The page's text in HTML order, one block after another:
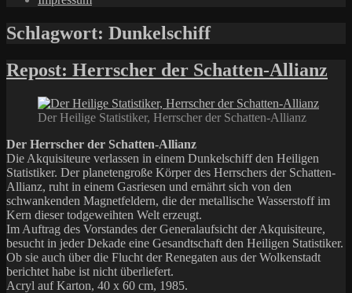
Schlagwort: Dunkelschiff
Repost: Herrscher der Schatten-Allianz
Der Heilige Statistiker, Herrscher der Schatten-Allianz
Der Herrscher der Schatten-Allianz
Die Akquisiteure verlassen in einem Dunkelschiff den Heiligen
Statistiker. Der planetengroße Körper des Herrschers der Schatten-
Allianz, ruht in einem Gasriesen und ernährt sich von den
schwankenden Magnetfeldern, die der metallische Wasserstoff im
Kern dieser todgeweihten Welt erzeugt.
Im Auftrag des Vorstandes der Generalaufsicht der Akquisiteure,
besucht in jeder Dekade eine Gesandtschaft den Heiligen Statistiker.
Ob sie auch über die Flucht der Renegaten aus der Wolkenstadt
berichtet habe ist nicht überliefert.
Acryl auf Karton, 40 x 60 cm, 1985.